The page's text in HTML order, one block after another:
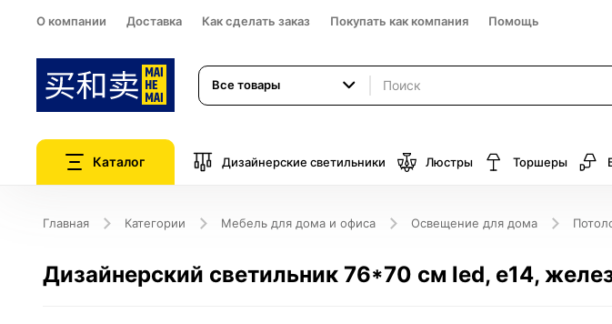
О компании Доставка Как сделать заказ Покупать как компания Помощь
Все товары
Каталог Дизайнерские светильники Люстры Торшеры
Главная Категории Мебель для дома и офиса Освещение для дома
Дизайнерский светильник 76*70 см led, e14,